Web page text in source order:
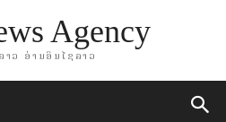
Agency
າວ ອ່ານອິນໄຊລາວ